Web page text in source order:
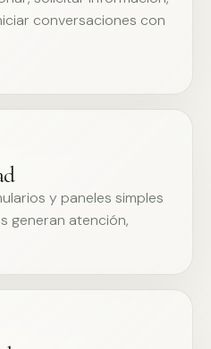
conversaciones con
y paneles simples
generan atención,